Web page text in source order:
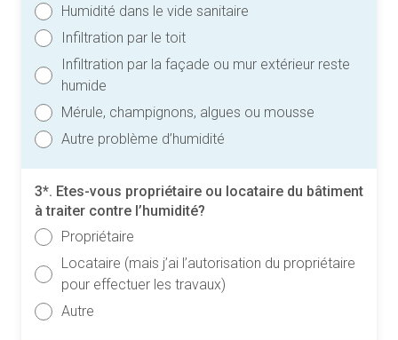
Humidité dans le vide sanitaire
Infiltration par le toit
Infiltration par la façade ou mur extérieur reste
humide
Mérule, champignons, algues ou mousse
Autre problème d’humidité
3*. Etes-vous propriétaire ou locataire du bâtiment
à traiter contre l’humidité?
Propriétaire
Locataire (mais j’ai l’autorisation du propriétaire
pour effectuer les travaux)
Autre